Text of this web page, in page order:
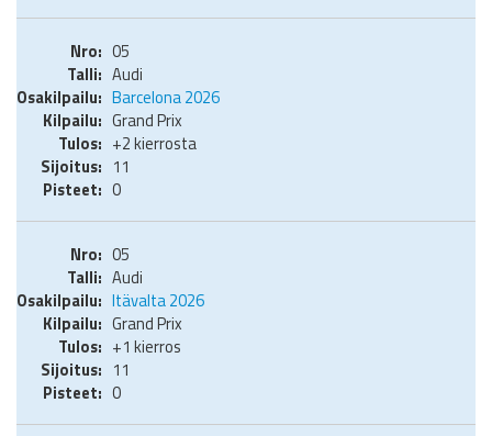
05
Audi
Barcelona 2026
Grand Prix
+2 kierrosta
11
0
05
Audi
Itävalta 2026
Grand Prix
+1 kierros
11
0